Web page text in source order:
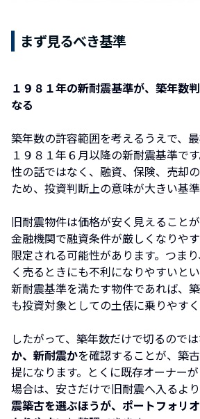
まず見るべき基準
１９８１年の新耐震基準が、築年数
なる
築年数の許容範囲を考えるうえで、
１９８１年６月以降の新耐震基準で
性の話ではなく、融資、保険、売却
ため、投資判断上の意味が大きい基準
旧耐震物件は価格が安く見えること
金融機関で融資条件が厳しくなりや
限定される可能性があります。つま
く売るときにも不利になりやすいと
新耐震基準を満たす物件であれば、
も投資対象としての土俵に乗りやすく
したがって、築年数だけで切るので
か、新耐震かを確認することが、築
提になります。とくに既存オーナー
場合は、安さだけで旧耐震へ入るより
震築古を選ぶほうが、ポートフォリ